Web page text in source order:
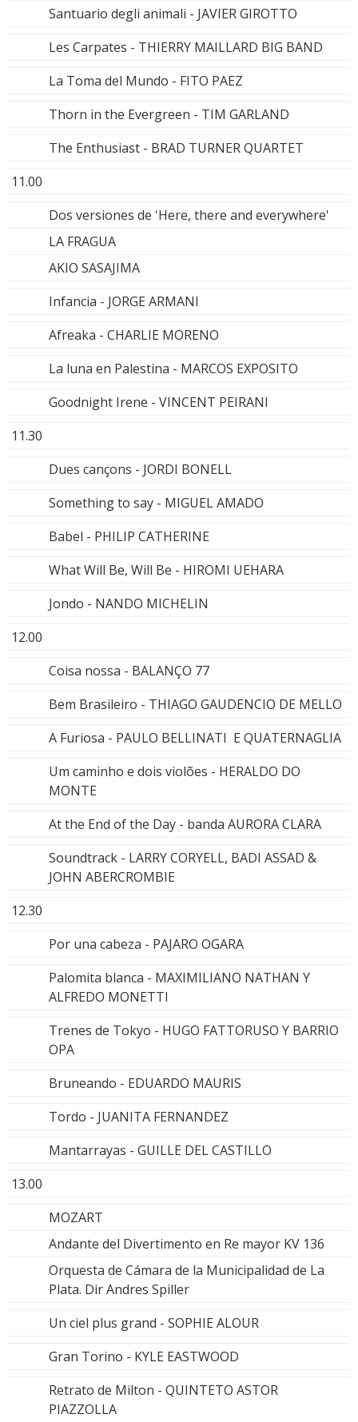
Santuario degli animali - JAVIER GIROTTO
Les Carpates - THIERRY MAILLARD BIG BAND
La Toma del Mundo - FITO PAEZ
Thorn in the Evergreen - TIM GARLAND
The Enthusiast - BRAD TURNER QUARTET
11.00
Dos versiones de 'Here, there and everywhere'
LA FRAGUA
AKIO SASAJIMA
Infancia - JORGE ARMANI
Afreaka - CHARLIE MORENO
La luna en Palestina - MARCOS EXPOSITO
Goodnight Irene - VINCENT PEIRANI
11.30
Dues cançons - JORDI BONELL
Something to say - MIGUEL AMADO
Babel - PHILIP CATHERINE
What Will Be, Will Be - HIROMI UEHARA
Jondo - NANDO MICHELIN
12.00
Coisa nossa - BALANÇO 77
Bem Brasileiro - THIAGO GAUDENCIO DE MELLO
A Furiosa - PAULO BELLINATI E QUATERNAGLIA
Um caminho e dois violões - HERALDO DO
MONTE
At the End of the Day - banda AURORA CLARA
Soundtrack - LARRY CORYELL, BADI ASSAD &
JOHN ABERCROMBIE
12.30
Por una cabeza - PAJARO OGARA
Palomita blanca - MAXIMILIANO NATHAN Y
ALFREDO MONETTI
Trenes de Tokyo - HUGO FATTORUSO Y BARRIO
OPA
Bruneando - EDUARDO MAURIS
Tordo - JUANITA FERNANDEZ
Mantarrayas - GUILLE DEL CASTILLO
13.00
MOZART
Andante del Divertimento en Re mayor KV 136
Orquesta de Cámara de la Municipalidad de La
Plata. Dir Andres Spiller
Un ciel plus grand - SOPHIE ALOUR
Gran Torino - KYLE EASTWOOD
Retrato de Milton - QUINTETO ASTOR
PIAZZOLLA